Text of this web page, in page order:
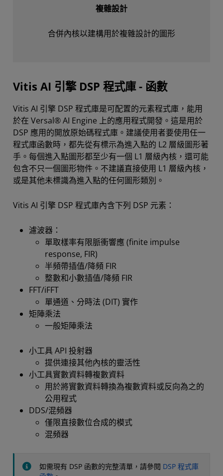
複雜設計
合併內核以建構用於複雜設計的圖形
Vitis AI 引擎 DSP 程式庫 - 函數
Vitis AI 引擎 DSP 程式庫是可配置的元素程式庫，能用
於在 Versal® AI Engine 上的應用程式開發。這是用於
DSP 應用的開放原始碼程式庫。建議使用者要使用任一
程式庫函數時，都先從有標示為進入點的 L2 層級圖形著
手。每個進入點圖形都至少有一個 L1 層級內核，還可能
包含不只一個圖形物件。不建議直接使用 L1 層級內核，
或是其他未標識為進入點的任何圖形類別。
Vitis AI 引擎 DSP 程式庫內含下列 DSP 元素：
濾波器：
單取樣率有限脈衝響應 (finite impulse
response, FIR)
半頻帶插值/降頻 FIR
整數和小數插值/降頻 FIR
FFT/iFFT
單通道、分時法 (DIT) 實作
矩陣乘法
一般矩陣乘法
小工具 API 投射器
提供連接其他內核的靈活性
小工具實數資料轉複數資料
用於將實數資料轉換為複數資料或反向為之的
公用程式
DDS/混頻器
僅限直接數位合成的模式
混頻器
如需現有 DSP 函數的完整清單，請參閱 DSP 程式庫